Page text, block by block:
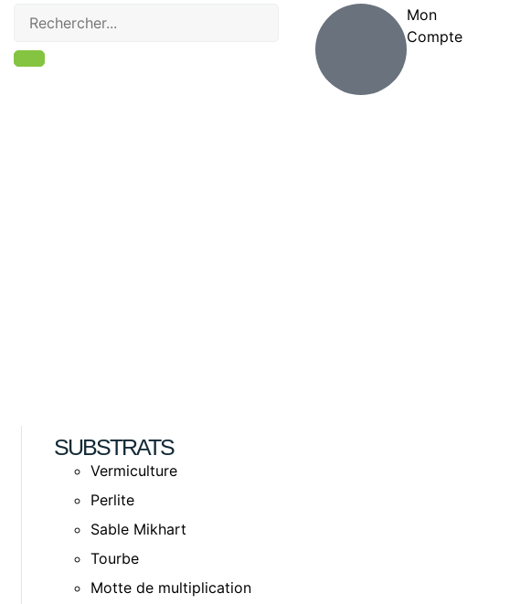
Mon
Compte
SUBSTRATS
Vermiculture
Perlite
Sable Mikhart
Tourbe
Motte de multiplication